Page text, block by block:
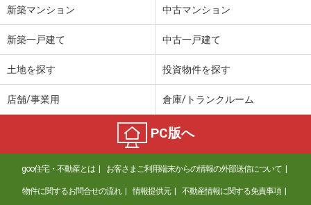
新築マンション 中古マンション
新築一戸建て 中古一戸建て
土地を探す 投資物件を探す
店舗/事業用 倉庫/トランクルーム
PC版へ
goo住宅・不動産とは お客さまご利用端末からの情報の外部送信について
物件に関するお問合せの流れ 情報提供元 不動産情報に関する免責事項